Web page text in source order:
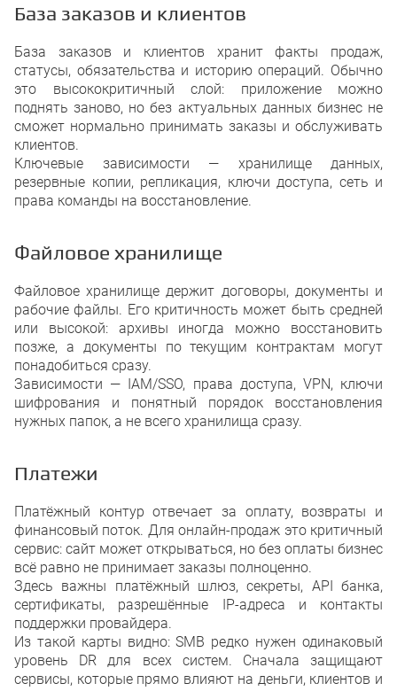
База заказов и клиентов
База заказов и клиентов хранит факты продаж,
статусы, обязательства и историю операций. Обычно
это высококритичный слой: приложение можно
поднять заново, но без актуальных данных бизнес не
сможет нормально принимать заказы и обслуживать
клиентов.
Ключевые зависимости — хранилище данных,
резервные копии, репликация, ключи доступа, сеть и
права команды на восстановление.
Файловое хранилище
Файловое хранилище держит договоры, документы и
рабочие файлы. Его критичность может быть средней
или высокой: архивы иногда можно восстановить
позже, а документы по текущим контрактам могут
понадобиться сразу.
Зависимости — IAM/SSO, права доступа, VPN, ключи
шифрования и понятный порядок восстановления
нужных папок, а не всего хранилища сразу.
Платежи
Платёжный контур отвечает за оплату, возвраты и
финансовый поток. Для онлайн-продаж это критичный
сервис: сайт может открываться, но без оплаты бизнес
всё равно не принимает заказы полноценно.
Здесь важны платёжный шлюз, секреты, API банка,
сертификаты, разрешённые IP-адреса и контакты
поддержки провайдера.
Из такой карты видно: SMB редко нужен одинаковый
уровень DR для всех систем. Сначала защищают
сервисы, которые прямо влияют на деньги, клиентов и